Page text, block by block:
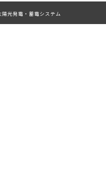
光発電・蓄電システム